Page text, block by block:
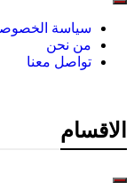
سياسة
من نحن
تواصل معنا
الاقسام